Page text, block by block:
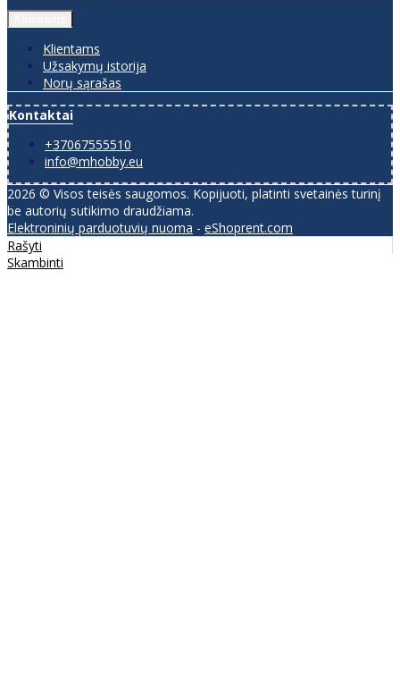
Klientams
Užsakymų istorija
Norų sąrašas
Kontaktai
+37067555510
info@mhobby.eu
2026 © Visos teisės saugomos. Kopijuoti, platinti svetainės turinį
be autorių sutikimo draudžiama.
Elektroninių parduotuvių nuoma - eShoprent.com
Rašyti
Skambinti